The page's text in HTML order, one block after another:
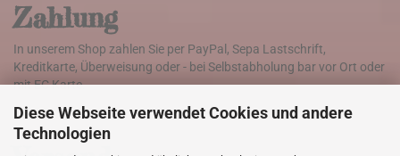
Diese Webseite verwendet Cookies und andere
Technologien
Zahlung
In unserem Shop zahlen Sie per PayPal, Sepa Lastschrift,
Kreditkarte, Überweisung oder - bei Selbstabholung bar vor Ort oder
mit EC Karte.